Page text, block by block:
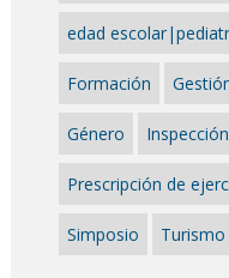
edad
Formación
Género
Prescripción de
Simposio